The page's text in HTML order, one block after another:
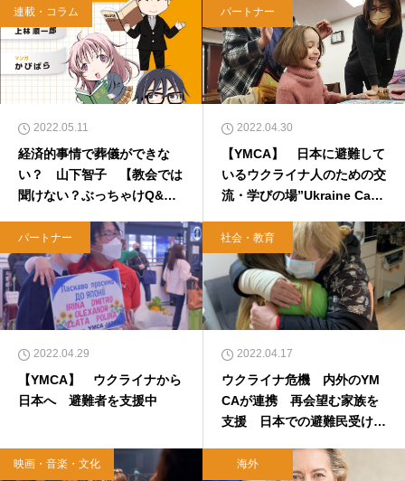
連載・コラム
2022.05.11
経済的事情で葬儀ができな
い？ 山下智子 【教会では
聞けない？ぶっちゃけQ&
パートナー
2022.04.30
【YMCA】 日本に避難して
いるウクライナ人のための交
流・学びの場”Ukraine Café
パートナー
2022.04.29
【YMCA】 ウクライナから
日本へ 避難者を支援中
社会・教育
2022.04.17
ウクライナ危機 内外のYM
CAが連携 再会望む家族を
支援 日本での避難民受け入
映画・音楽・文化 海外